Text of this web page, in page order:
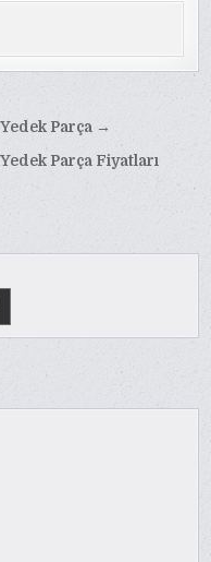
Parça →
Parça Fiyatları